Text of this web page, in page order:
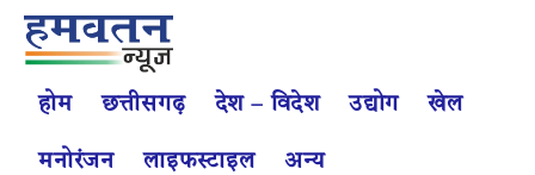
होम छत्तीसगढ़ देश – विदेश उद्योग खेल
मनोरंजन लाइफस्टाइल अन्य